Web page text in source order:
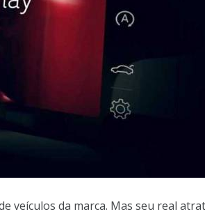
veículos da marca. Mas seu real